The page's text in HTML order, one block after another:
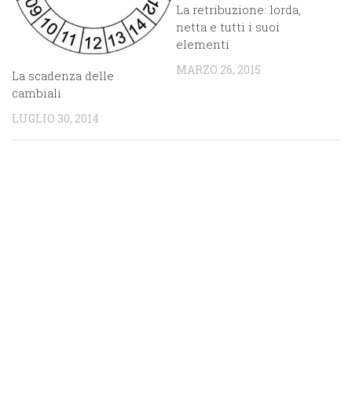
La scadenza delle
cambiali
LUGLIO 30, 2014
La retribuzione: lorda,
netta e tutti i suoi
elementi
MARZO 26, 2015